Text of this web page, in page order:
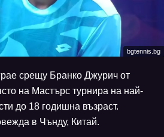
bgtennis.bg
срещу Бранко Джурич от
на Мастърс турнира на най-
до 18 годишна възраст.
в Чънду, Китай.